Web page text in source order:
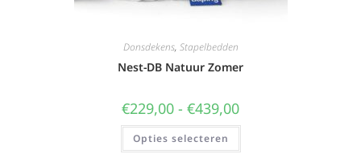
Donsdekens, Stapelbedden
Nest-DB Natuur Zomer
€229,00 - €439,00
Opties selecteren